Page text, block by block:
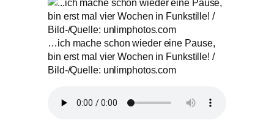
…ich mache schon wieder eine Pause,
bin erst mal vier Wochen in Funkstille! /
Bild-/Quelle: unlimphotos.com